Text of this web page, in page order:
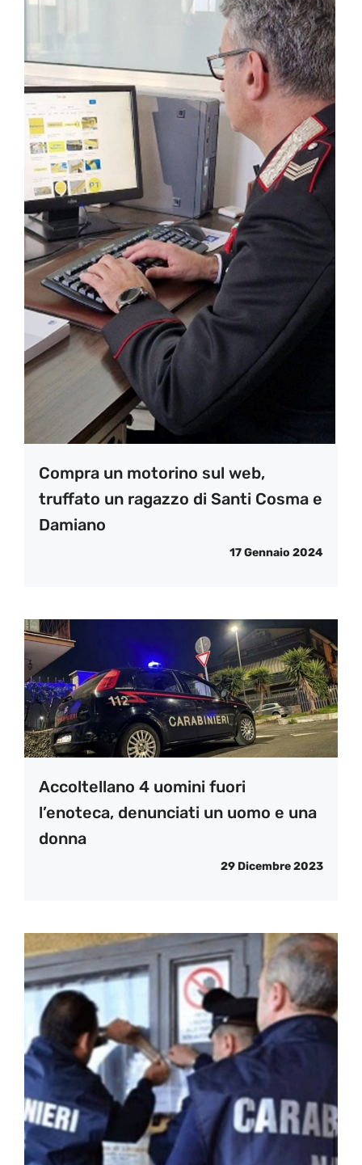
Compra un motorino sul web,
truffato un ragazzo di Santi Cosma e
Damiano
17 Gennaio 2024
Accoltellano 4 uomini fuori
l’enoteca, denunciati un uomo e una
donna
29 Dicembre 2023